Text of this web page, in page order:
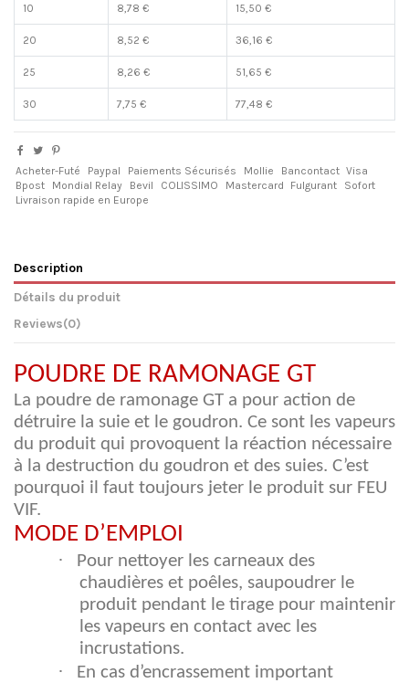
10 8,78 € 15,50 €
20 8,52 € 36,16 €
25 8,26 € 51,65 €
30 7,75 € 77,48 €
Acheter-Futé Paypal Paiements Sécurisés Mollie Bancontact Visa
Bpost
Mondial Relay Bevil COLISSIMO Mastercard Fulgurant
Sofort
Livraison rapide en Europe
Description
Détails du produit
Reviews(0)
POUDRE DE RAMONAGE GT
La poudre de ramonage GT a pour action de
détruire la suie et le goudron. Ce sont les vapeurs
du produit qui provoquent la réaction nécessaire
à la destruction du goudron et des suies. C’est
pourquoi il faut toujours jeter le produit sur FEU
VIF.
MODE D’EMPLOI
·
Pour nettoyer les carneaux des
chaudières et poêles, saupoudrer le
produit pendant le tirage pour maintenir
les vapeurs en contact avec les
incrustations.
·
En cas d’encrassement important